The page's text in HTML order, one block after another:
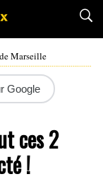
Marseille
Google
ces 2
!